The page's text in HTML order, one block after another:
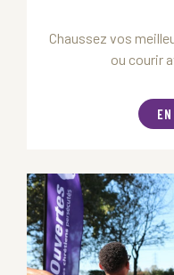
Chaussez vos
ou courir